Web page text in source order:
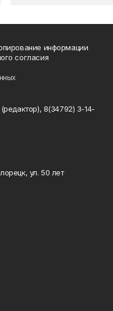
информации
согласия
8(34792) 3-14-
ул. 50 лет